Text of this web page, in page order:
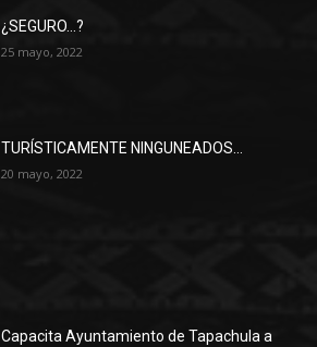
¿SEGURO…?
25 mayo, 2022
TURÍSTICAMENTE NINGUNEADOS…
20 mayo, 2022
Capacita Ayuntamiento de Tapachula a